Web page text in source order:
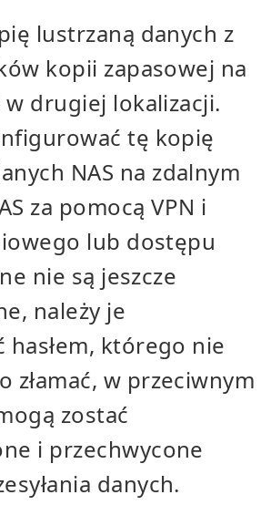
lustrzaną danych z
kopii zapasowej na
w drugiej lokalizacji.
tę kopię
NAS na zdalnym
za pomocą VPN i
lub dostępu
nie są jeszcze
należy je
hasłem, którego nie
złamać, w przeciwnym
zostać
i przechwycone
danych.